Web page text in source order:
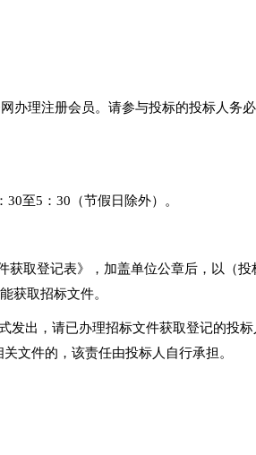
办理注册会员。请参与投标的投标人务
30至5：30（节假日除外）。
获取登记表》，加盖单位公章后，以（投
获取招标文件。
发出，请已办理招标文件获取登记的投
文件的，该责任由投标人自行承担。